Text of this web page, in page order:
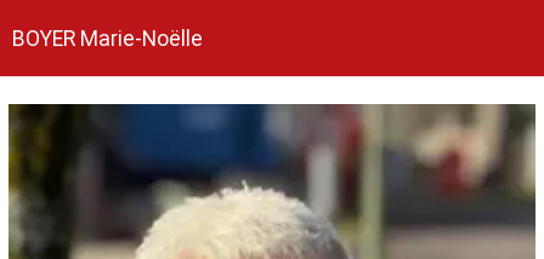
BOYER Marie-Noëlle